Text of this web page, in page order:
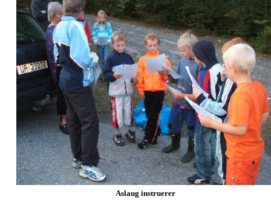
Aslaug instruerer